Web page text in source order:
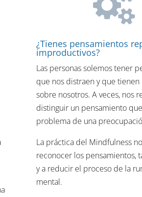
¿Tienes pensamientos
improductivos?
Las personas solemos tener
que nos distraen y que
sobre nosotros. A veces, nos
distinguir un pensamiento
problema de una
La práctica del Mindfulness
reconocer los pensamientos,
y a reducir el proceso de la
mental.